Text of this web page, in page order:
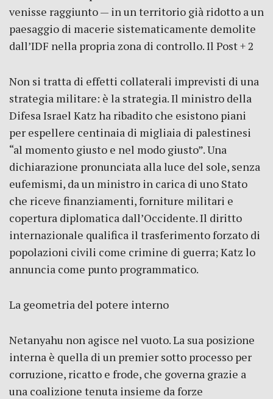
venisse raggiunto — in un territorio già ridotto a un
paesaggio di macerie sistematicamente demolite
dall’IDF nella propria zona di controllo. Il Post + 2
Non si tratta di effetti collaterali imprevisti di una
strategia militare: è la strategia. Il ministro della
Difesa Israel Katz ha ribadito che esistono piani
per espellere centinaia di migliaia di palestinesi
“al momento giusto e nel modo giusto”. Una
dichiarazione pronunciata alla luce del sole, senza
eufemismi, da un ministro in carica di uno Stato
che riceve finanziamenti, forniture militari e
copertura diplomatica dall’Occidente. Il diritto
internazionale qualifica il trasferimento forzato di
popolazioni civili come crimine di guerra; Katz lo
annuncia come punto programmatico.
La geometria del potere interno
Netanyahu non agisce nel vuoto. La sua posizione
interna è quella di un premier sotto processo per
corruzione, ricatto e frode, che governa grazie a
una coalizione tenuta insieme da forze